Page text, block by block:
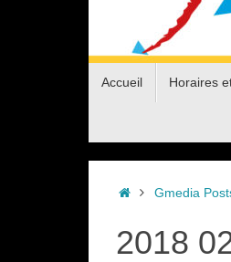
au
Accueil Horaires
Accueil
Gmedia
2018